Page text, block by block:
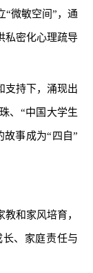
“微敏空间”，通
私密化心理疏导
支持下，涌现出
、“中国大学生
故事成为“四自”
和家风培育，
、家庭责任与